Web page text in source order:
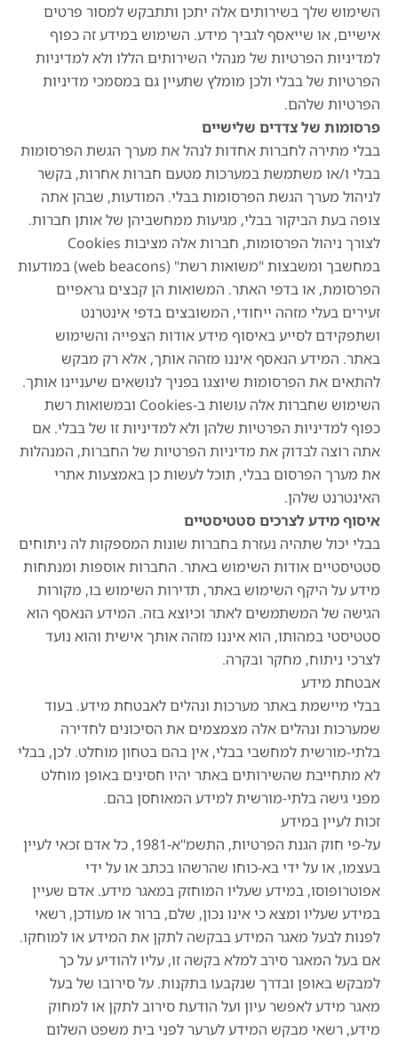
השימוש שלך בשירותים אלה יתכן ותתבקש למסור פרטים
אישיים, או שייאסף לגביך מידע. השימוש במידע זה כפוף
למדיניות הפרטיות של מנהלי השירותים הללו ולא למדיניות
הפרטיות של בבלי ולכן מומלץ שתעיין גם במסמכי מדיניות
הפרטיות שלהם.
פרסומות של צדדים שלישיים
בבלי מתירה לחברות אחדות לנהל את מערך הגשת הפרסומות
בבלי ו/או משתמשת במערכות מטעם חברות אחרות, בקשר
לניהול מערך הגשת הפרסומות בבלי. המודעות, שבהן אתה
צופה בעת הביקור בבלי, מגיעות ממחשביהן של אותן חברות.
לצורך ניהול הפרסומות, חברות אלה מציבות Cookies
במחשבך ומשבצות "משואות רשת" (web beacons) במודעות
הפרסומת, או בדפי האתר. המשואות הן קבצים גראפיים
זעירים בעלי מזהה ייחודי, המשובצים בדפי אינטרנט
ושתפקידם לסייע באיסוף מידע אודות הצפייה והשימוש
באתר. המידע הנאסף איננו מזהה אותך, אלא רק מבקש
להתאים את הפרסומות שיוצגו בפניך לנושאים שיעניינו אותך.
השימוש שחברות אלה עושות ב-Cookies ובמשואות רשת
כפוף למדיניות הפרטיות שלהן ולא למדיניות זו של בבלי. אם
אתה רוצה לבדוק את מדיניות הפרטיות של החברות, המנהלות
את מערך הפרסום בבלי, תוכל לעשות כן באמצעות אתרי
האינטרנט שלהן.
איסוף מידע לצרכים סטטיסטיים
בבלי יכול שתהיה נעזרת בחברות שונות המספקות לה ניתוחים
סטטיסטיים אודות השימוש באתר. החברות אוספות ומנתחות
מידע על היקף השימוש באתר, תדירות השימוש בו, מקורות
הגישה של המשתמשים לאתר וכיוצא בזה. המידע הנאסף הוא
סטטיסטי במהותו, הוא איננו מזהה אותך אישית והוא נועד
לצרכי ניתוח, מחקר ובקרה.
אבטחת מידע
בבלי מיישמת באתר מערכות ונהלים לאבטחת מידע. בעוד
שמערכות ונהלים אלה מצמצמים את הסיכונים לחדירה
בלתי-מורשית למחשבי בבלי, אין בהם בטחון מוחלט. לכן, בבלי
לא מתחייבת שהשירותים באתר יהיו חסינים באופן מוחלט
מפני גישה בלתי-מורשית למידע המאוחסן בהם.
זכות לעיין במידע
על-פי חוק הגנת הפרטיות, התשמ"א-1981, כל אדם זכאי לעיין
בעצמו, או על ידי בא-כוחו שהרשהו בכתב או על ידי
אפוטרופוסו, במידע שעליו המוחזק במאגר מידע. אדם שעיין
במידע שעליו ומצא כי אינו נכון, שלם, ברור או מעודכן, רשאי
לפנות לבעל מאגר המידע בבקשה לתקן את המידע או למוחקו.
אם בעל המאגר סירב למלא בקשה זו, עליו להודיע על כך
למבקש באופן ובדרך שנקבעו בתקנות. על סירובו של בעל
מאגר מידע לאפשר עיון ועל הודעת סירוב לתקן או למחוק
מידע, רשאי מבקש המידע לערער לפני בית משפט השלום